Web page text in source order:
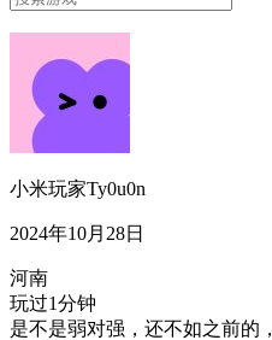
小米玩家Ty0u0n
2024年10月28日
河南
玩过1分钟
是不是弱对强，还不如之前的，